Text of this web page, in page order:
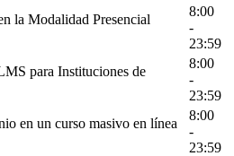
la Modalidad Presencial
8:00
-
23:59
para Instituciones de
8:00
-
23:59
en un curso masivo en línea
8:00
-
23:59